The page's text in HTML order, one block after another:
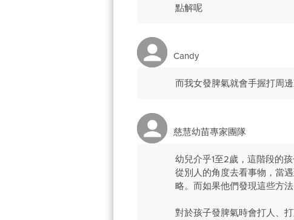
點解呢
Candy
而我女發脾氣就會手握打周
慈慧幼苗專家團隊
幼兒介乎1至2歲，這階段的
從別人的角度去看事物，當
略。而如果他們發現這些方
對於孩子發脾氣時會打人、